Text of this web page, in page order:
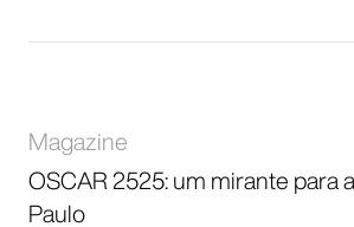
Magazine
OSCAR 2525: um mirante para
Paulo